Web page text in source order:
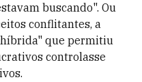
buscando". Ou
conflitantes, a
que permitiu
controlasse